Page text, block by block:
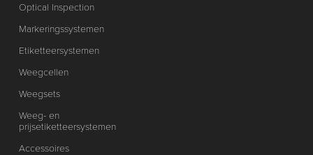
Optical Inspection
Markeringssystemen
Etiketteersystemen
Weegcellen
Weegsets
Weeg- en
prijsetiketteersystemen
Accessoires